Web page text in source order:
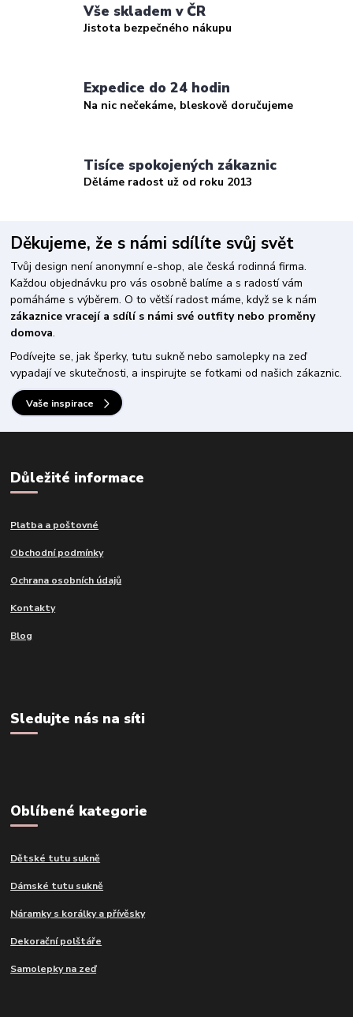
Vše skladem v ČR
Jistota bezpečného nákupu
Expedice do 24 hodin
Na nic nečekáme, bleskově doručujeme
Tisíce spokojených zákaznic
Děláme radost už od roku 2013
Děkujeme, že s námi sdílíte svůj svět
Tvůj design není anonymní e-shop, ale česká rodinná firma.
Každou objednávku pro vás osobně balíme a s radostí vám
pomáháme s výběrem. O to větší radost máme, když se k nám
zákaznice vracejí a sdílí s námi své outfity nebo proměny
domova.
Podívejte se, jak šperky, tutu sukně nebo samolepky na zeď
vypadají ve skutečnosti, a inspirujte se fotkami od našich zákaznic.
Vaše inspirace
Důležité informace
Platba a poštovné
Obchodní podmínky
Ochrana osobních údajů
Kontakty
Blog
Sledujte nás na síti
Oblíbené kategorie
Dětské tutu sukně
Dámské tutu sukně
Náramky s korálky a přívěsky
Dekorační polštáře
Samolepky na zeď